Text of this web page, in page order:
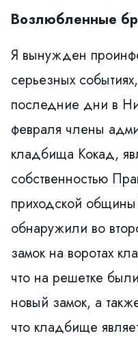
Возлюбленные
Я вынужден
серьезных
последние дни в
февраля члены
кладбища Кокад,
собственностью
приходской
обнаружили во
замок на воротах
что на решетке
новый замок, а
что кладбище